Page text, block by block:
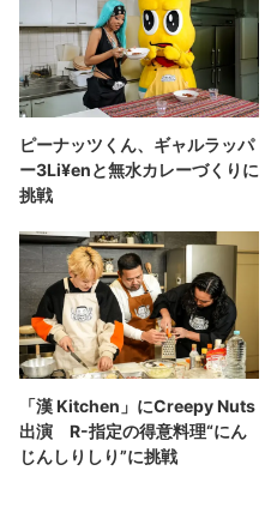
ピーナッツくん、ギャルラッパ
ー3Li¥enと無水カレーづくりに
挑戦
「漢 Kitchen」にCreepy Nuts
出演 R-指定の得意料理“にん
じんしりしり”に挑戦